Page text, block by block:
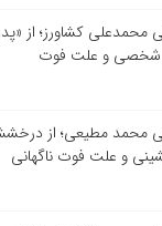
محمدعلی کشاورز؛ از
شخصی و علت فوت
محمد مطیعی؛ از
و علت فوت ناگهانی